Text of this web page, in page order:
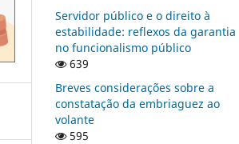
Servidor público e o direito à
estabilidade: reflexos da garantia
no funcionalismo público
639
Breves considerações sobre a
constatação da embriaguez ao
volante
595